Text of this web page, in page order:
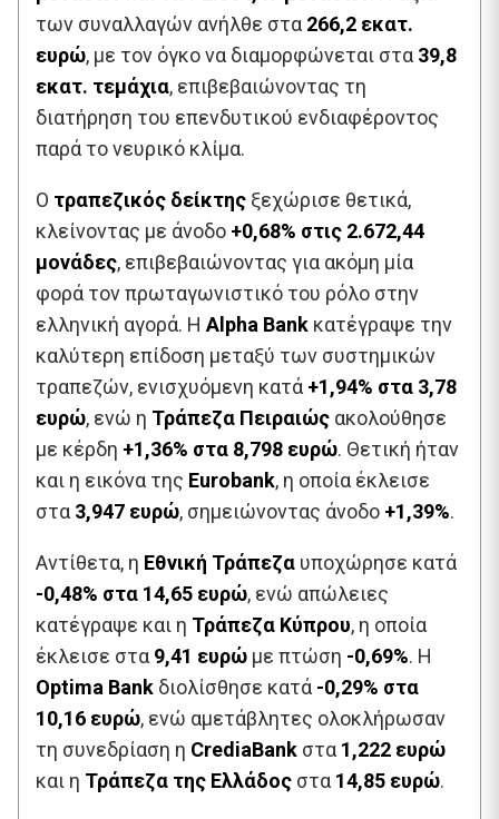
των συναλλαγών ανήλθε στα 266,2 εκατ.
ευρώ, με τον όγκο να διαμορφώνεται στα 39,8
εκατ. τεμάχια, επιβεβαιώνοντας τη
διατήρηση του επενδυτικού ενδιαφέροντος
παρά το νευρικό κλίμα.
Ο τραπεζικός δείκτης ξεχώρισε θετικά,
κλείνοντας με άνοδο +0,68% στις 2.672,44
μονάδες, επιβεβαιώνοντας για ακόμη μία
φορά τον πρωταγωνιστικό του ρόλο στην
ελληνική αγορά. Η Alpha Bank κατέγραψε την
καλύτερη επίδοση μεταξύ των συστημικών
τραπεζών, ενισχυόμενη κατά +1,94% στα 3,78
ευρώ, ενώ η Τράπεζα Πειραιώς ακολούθησε
με κέρδη +1,36% στα 8,798 ευρώ. Θετική ήταν
και η εικόνα της Eurobank, η οποία έκλεισε
στα 3,947 ευρώ, σημειώνοντας άνοδο +1,39%.
Αντίθετα, η Εθνική Τράπεζα υποχώρησε κατά
-0,48% στα 14,65 ευρώ, ενώ απώλειες
κατέγραψε και η Τράπεζα Κύπρου, η οποία
έκλεισε στα 9,41 ευρώ με πτώση -0,69%. Η
Optima Bank διολίσθησε κατά -0,29% στα
10,16 ευρώ, ενώ αμετάβλητες ολοκλήρωσαν
τη συνεδρίαση η CrediaBank στα 1,222 ευρώ
και η Τράπεζα της Ελλάδος στα 14,85 ευρώ.